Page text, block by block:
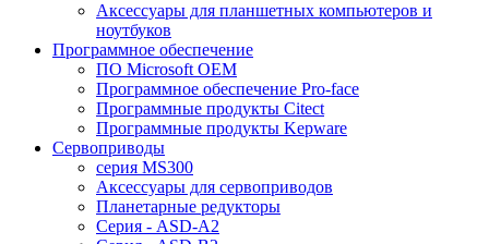
Аксессуары для планшетных компьютеров и
ноутбуков
Программное обеспечение
ПО Microsoft OEM
Программное обеспечение Pro-face
Программные продукты Citect
Программные продукты Kepware
Сервоприводы
серия MS300
Аксессуары для сервоприводов
Планетарные редукторы
Серия - ASD-A2